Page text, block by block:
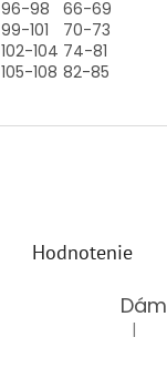
96-98
66-69
99-101
70-73
102-104 74-81
105-108 82-85
Hodnotenie
|